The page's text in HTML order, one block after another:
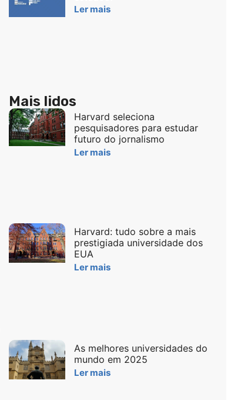
Ler mais
Mais lidos
Harvard seleciona
pesquisadores para estudar
futuro do jornalismo
Ler mais
Harvard: tudo sobre a mais
prestigiada universidade dos
EUA
Ler mais
As melhores universidades do
mundo em 2025
Ler mais